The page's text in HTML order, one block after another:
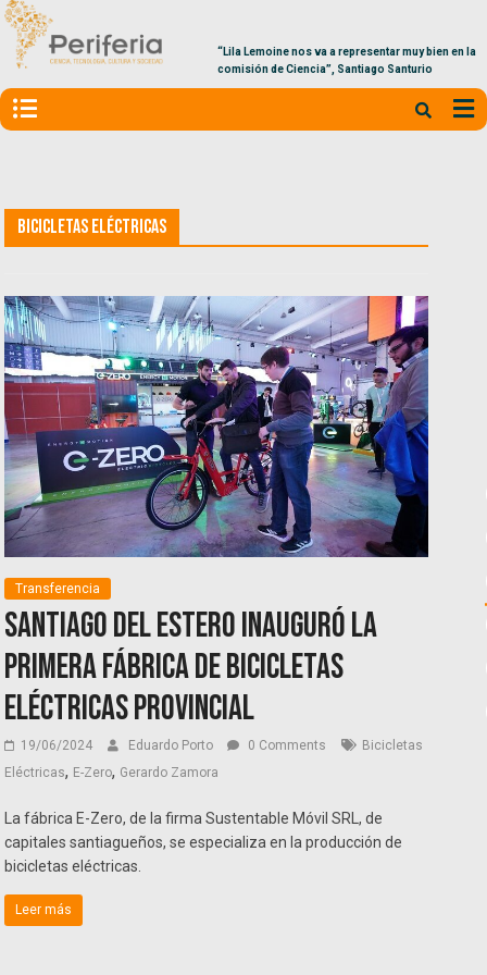
“Lila Lemoine nos va a representar muy bien en la
comisión de Ciencia”, Santiago Santurio
Bicicletas Eléctricas
Transferencia
Santiago del Estero inauguró la
primera fábrica de bicicletas
eléctricas provincial
19/06/2024 Eduardo Porto 0 Comments
Bicicletas
Eléctricas, E-Zero, Gerardo Zamora
La fábrica E-Zero, de la firma Sustentable Móvil SRL, de
capitales santiagueños, se especializa en la producción de
bicicletas eléctricas.
Leer más